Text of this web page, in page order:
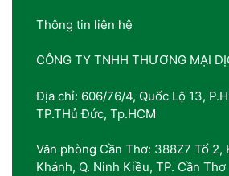
Thông tin liên hệ
CÔNG TY TNHH THƯƠNG MẠI
Địa chỉ: 606/76/4, Quốc Lộ 13,
TP.THủ Đức, Tp.HCM
Văn phòng Cần Thơ: 388Z7 Tổ 2,
Khánh, Q. Ninh Kiều, TP. Cần Thơ